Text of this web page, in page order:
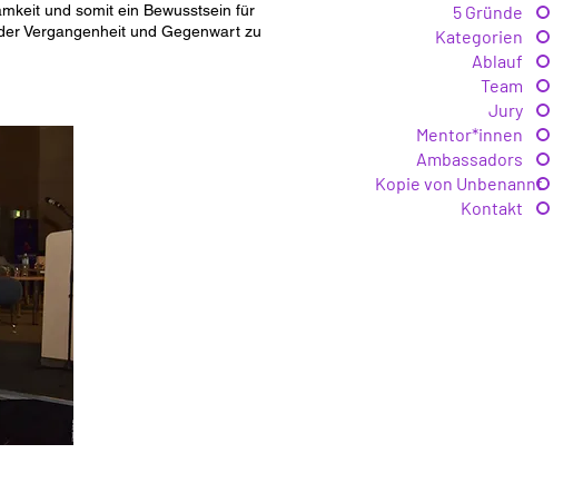
5 Gründe
Kategorien
Ablauf
Team
Jury
Mentor*innen
Ambassadors
Kopie von Unbenannt
Kontakt
und somit ein Bewusstsein für
Vergangenheit und Gegenwart zu